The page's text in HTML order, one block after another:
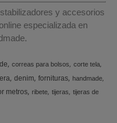
y accesorios
especializada en
correas para bolsos corte tela
denim fornituras handmade
metros ribete tijeras tijeras de